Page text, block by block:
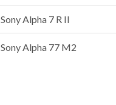
Sony Alpha 7 R II
Sony Alpha 77 M2